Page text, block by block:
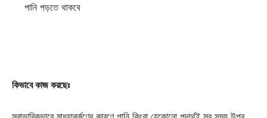
পানি পড়তে থাকবে
কিভাবে কাজ করছেঃ